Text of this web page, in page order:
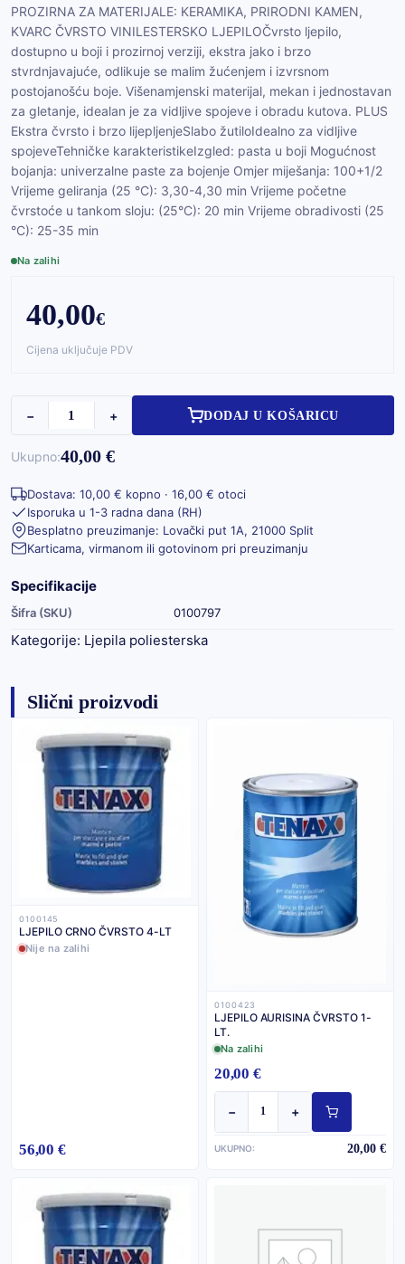
PROZIRNA ZA MATERIJALE: KERAMIKA, PRIRODNI KAMEN,
KVARC ČVRSTO VINILESTERSKO LJEPILOČvrsto ljepilo,
dostupno u boji i prozirnoj verziji, ekstra jako i brzo
stvrdnjavajuće, odlikuje se malim žućenjem i izvrsnom
postojanošću boje. Višenamjenski materijal, mekan i jednostavan
za gletanje, idealan je za vidljive spojeve i obradu kutova. PLUS
Ekstra čvrsto i brzo lijepljenjeSlabo žutiloIdealno za vidljive
spojeveTehničke karakteristikeIzgled: pasta u boji Mogućnost
bojanja: univerzalne paste za bojenje Omjer miješanja: 100+1/2
Vrijeme geliranja (25 °C): 3,30-4,30 min Vrijeme početne
čvrstoće u tankom sloju: (25°C): 20 min Vrijeme obradivosti (25
°C): 25-35 min
Na zalihi
40,00€
Cijena uključuje PDV
− + DODAJ U KOŠARICU
Ukupno:40,00 €
Dostava: 10,00 € kopno · 16,00 € otoci
Isporuka u 1-3 radna dana (RH)
Besplatno preuzimanje: Lovački put 1A, 21000 Split
Karticama, virmanom ili gotovinom pri preuzimanju
Specifikacije
Šifra (SKU) 0100797
Kategorije: Ljepila poliesterska
Slični proizvodi
0100145
LJEPILO CRNO ČVRSTO 4-LT
Nije na zalihi
56,00 €
0100423
LJEPILO AURISINA ČVRSTO 1-
LT.
Na zalihi
20,00 €
− +
UKUPNO: 20,00 €